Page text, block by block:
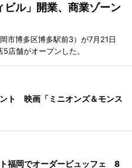
ル」開業、商業ゾーン
市博多区博多駅前3）が7月21日
店舗がオープンした。
ト 映画「ミニオンズ＆モンス
福岡でオーダービュッフェ 8